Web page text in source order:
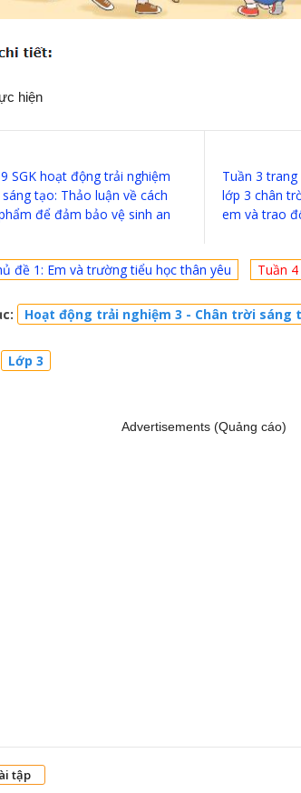
hiện
SGK hoạt động trải nghiệm
tạo: Thảo luận về cách
để đảm bảo vệ sinh an
Tuần 3
lớp 3 chân
em và trao
đề 1: Em và trường tiểu học thân yêu Tuần 4
Hoạt động trải nghiệm 3 - Chân trời sáng
Lớp 3
Advertisements (Quảng cáo)
tập